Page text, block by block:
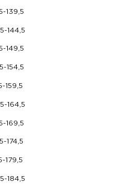
139,5
144,5
149,5
154,5
159,5
164,5
169,5
174,5
179,5
184,5